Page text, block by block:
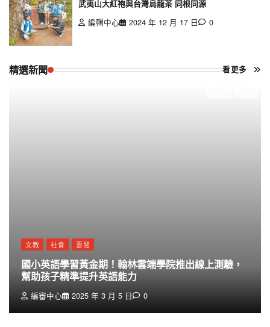
武夷山大紅袍與台灣烏龍茶 同根同源
編輯中心
2024 年 12 月 17 日 0
精選新聞 看更多
文教 社會 要聞
國小英語學習黃金期！翰林雲端學院推出線上測驗，
幫助孩子精準提升英語能力
編審中心 2025 年 3 月 5 日 0